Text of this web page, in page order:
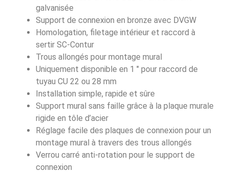
galvanisée
Support de connexion en bronze avec DVGW
Homologation, filetage intérieur et raccord à
sertir SC-Contur
Trous allongés pour montage mural
Uniquement disponible en 1 ″ pour raccord de
tuyau CU 22 ou 28 mm
Installation simple, rapide et sûre
Support mural sans faille grâce à la plaque murale
rigide en tôle d’acier
Réglage facile des plaques de connexion pour un
montage mural à travers des trous allongés
Verrou carré anti-rotation pour le support de
connexion